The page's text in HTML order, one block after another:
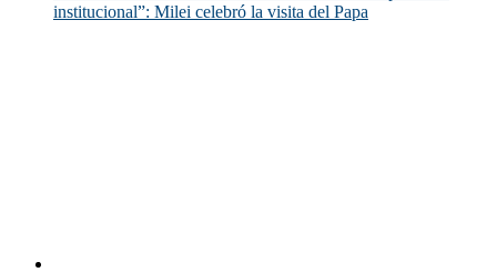
institucional”: Milei celebró la visita del Papa